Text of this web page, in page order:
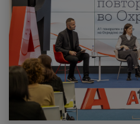
МК SQ
Приватни Деловни
Поддршка
Надополни кредит